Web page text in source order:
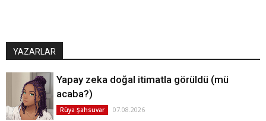
YAZARLAR
Yapay zeka doğal itimatla görüldü (mü
acaba?)
Rüya Şahsuvar 07.08.2026